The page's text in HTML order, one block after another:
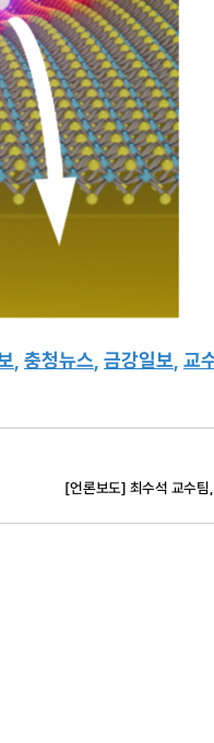
충청뉴스 금강일보 교
[언론보도] 최수석 교수팀